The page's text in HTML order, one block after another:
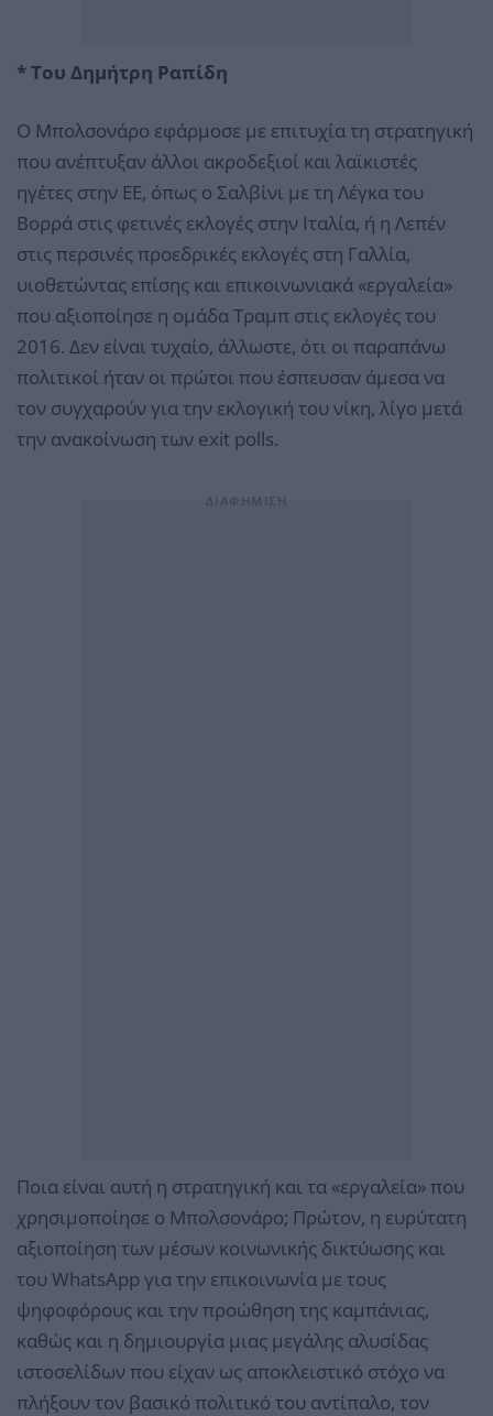
* Του Δημήτρη Ραπίδη
Ο Μπολσονάρο εφάρμοσε με επιτυχία τη στρατηγική
που ανέπτυξαν άλλοι ακροδεξιοί και λαϊκιστές
ηγέτες στην ΕΕ, όπως ο Σαλβίνι με τη Λέγκα του
Βορρά στις φετινές εκλογές στην Ιταλία, ή η Λεπέν
στις περσινές προεδρικές εκλογές στη Γαλλία,
υιοθετώντας επίσης και επικοινωνιακά «εργαλεία»
που αξιοποίησε η ομάδα Τραμπ στις εκλογές του
2016. Δεν είναι τυχαίο, άλλωστε, ότι οι παραπάνω
πολιτικοί ήταν οι πρώτοι που έσπευσαν άμεσα να
τον συγχαρούν για την εκλογική του νίκη, λίγο μετά
την ανακοίνωση των exit polls.
Ποια είναι αυτή η στρατηγική και τα «εργαλεία» που
χρησιμοποίησε ο Μπολσονάρο; Πρώτον, η ευρύτατη
αξιοποίηση των μέσων κοινωνικής δικτύωσης και
του WhatsApp για την επικοινωνία με τους
ψηφοφόρους και την προώθηση της καμπάνιας,
καθώς και η δημιουργία μιας μεγάλης αλυσίδας
ιστοσελίδων που είχαν ως αποκλειστικό στόχο να
πλήξουν τον βασικό πολιτικό του αντίπαλο, τον